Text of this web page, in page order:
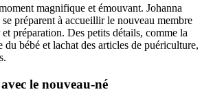
magnifique et émouvant. Johanna
préparent à accueillir le nouveau membre
préparation. Des petits détails, comme la
du bébé et lachat des articles de puériculture,
le nouveau-né